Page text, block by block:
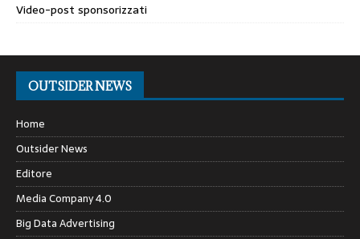
Video-post sponsorizzati
OUTSIDER NEWS
Home
Outsider News
Editore
Media Company 4.0
Big Data Advertising